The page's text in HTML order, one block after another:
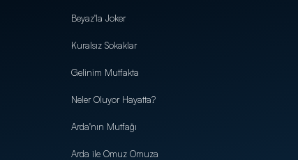
Beyaz'la Joker
Kuralsız Sokaklar
Gelinim Mutfakta
Neler Oluyor Hayatta?
Arda'nın Mutfağı
Arda ile Omuz Omuza